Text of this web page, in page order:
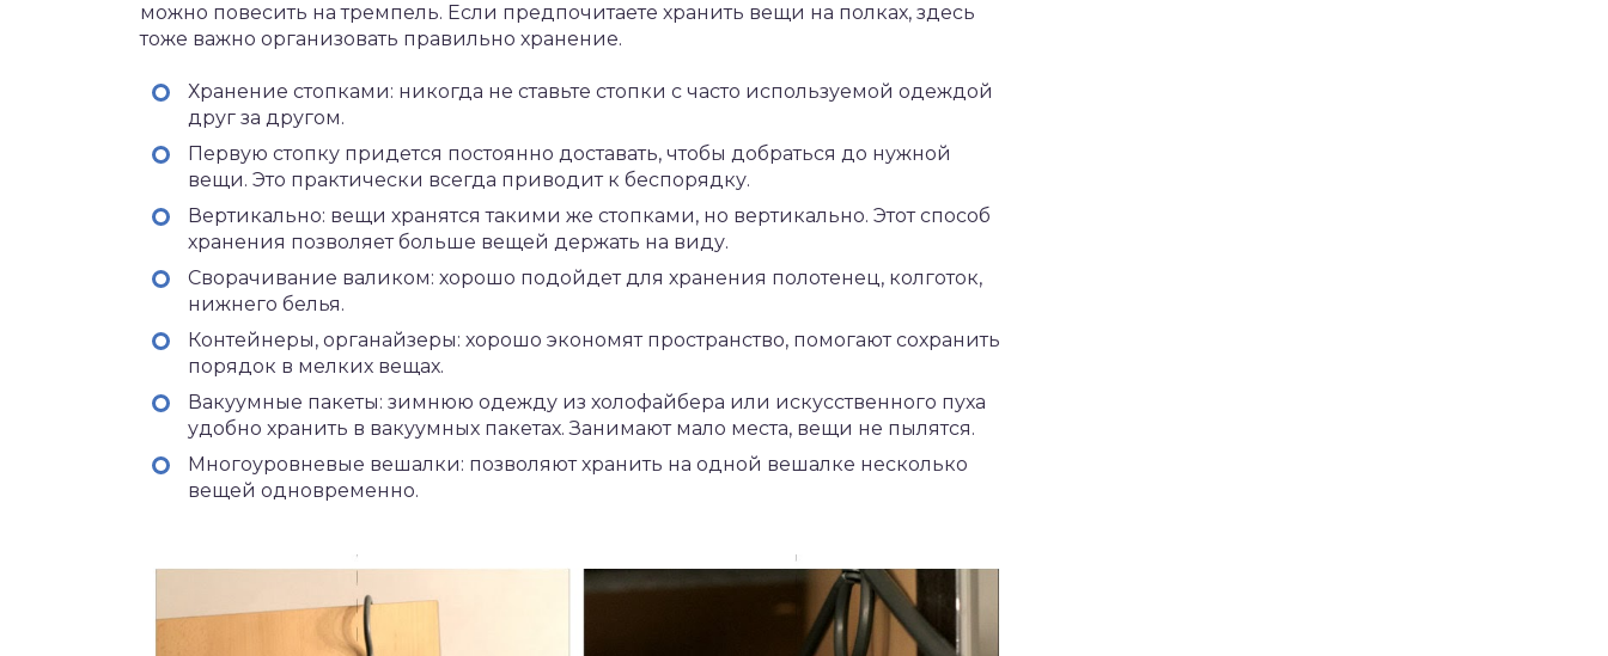
можно повесить на тремпель. Если предпочитаете хранить вещи на полках, здесь
тоже важно организовать правильно хранение.
Хранение стопками: никогда не ставьте стопки с часто используемой одеждой
друг за другом.
Первую стопку придется постоянно доставать, чтобы добраться до нужной
вещи. Это практически всегда приводит к беспорядку.
Вертикально: вещи хранятся такими же стопками, но вертикально. Этот способ
хранения позволяет больше вещей держать на виду.
Сворачивание валиком: хорошо подойдет для хранения полотенец, колготок,
нижнего белья.
Контейнеры, органайзеры: хорошо экономят пространство, помогают сохранить
порядок в мелких вещах.
Вакуумные пакеты: зимнюю одежду из холофайбера или искусственного пуха
удобно хранить в вакуумных пакетах. Занимают мало места, вещи не пылятся.
Многоуровневые вешалки: позволяют хранить на одной вешалке несколько
вещей одновременно.